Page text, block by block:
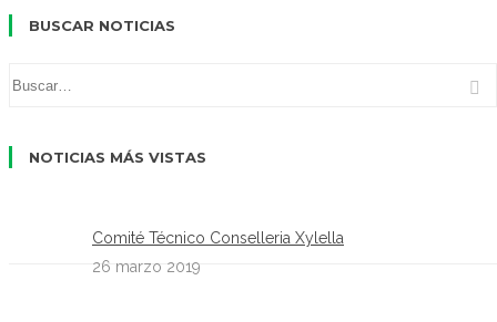
BUSCAR NOTICIAS
NOTICIAS MÁS VISTAS
Comité Técnico Conselleria Xylella
26 marzo 2019